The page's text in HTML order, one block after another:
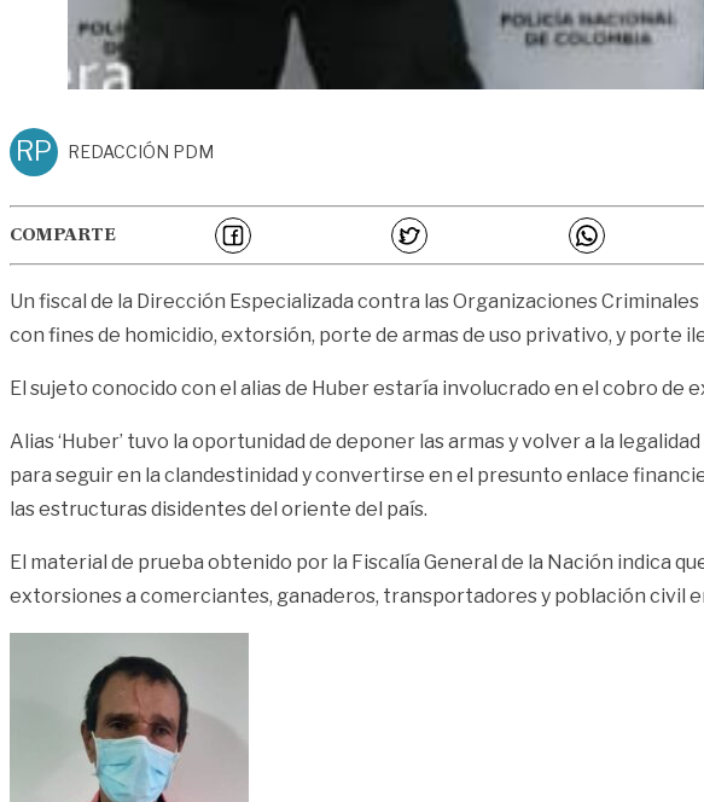
RP REDACCIÓN PDM
COMPARTE
Un fiscal de la Dirección Especializada contra las Organizaciones
con fines de homicidio, extorsión, porte de armas de uso privativo, y porte
El sujeto conocido con el alias de Huber estaría involucrado en el cobro
Alias ‘Huber’ tuvo la oportunidad de deponer las armas y volver a la
para seguir en la clandestinidad y convertirse en el presunto enlace
las estructuras disidentes del oriente del país.
El material de prueba obtenido por la Fiscalía General de la Nación indica
extorsiones a comerciantes, ganaderos, transportadores y población civil